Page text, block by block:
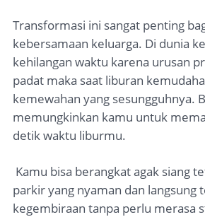
Transformasi ini sangat penting
kebersamaan keluarga. Di dunia
kehilangan waktu karena urusan
padat maka saat liburan
kemewahan yang sesungguhnya.
memungkinkan kamu untuk
detik waktu liburmu.
Kamu bisa berangkat agak siang
parkir yang nyaman dan langsung
kegembiraan tanpa perlu merasa